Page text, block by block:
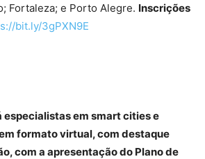
Fortaleza; e Porto Alegre. Inscrições
bit.ly/3gPXN9E
em smart cities e
formato virtual, com destaque
com a apresentação do Plano de